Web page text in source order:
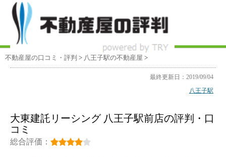
不動産屋の口コミ・評判 > 八王子駅の不動産屋 >
最終更新日：2019/09/04
八王子駅
大東建託リーシング 八王子駅前店の評判・口
コミ
総合評価：